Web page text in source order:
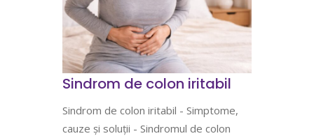
Sindrom de colon iritabil
Sindrom de colon iritabil - Simptome,
cauze și soluții - Sindromul de colon